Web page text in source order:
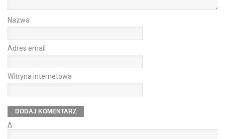
Nazwa
Adres email
Witryna internetowa
Δ